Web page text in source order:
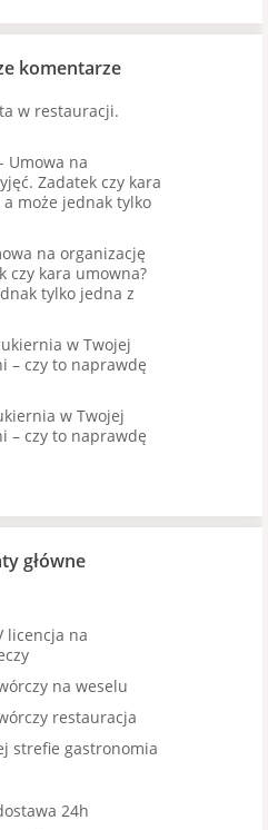
komentarze
w restauracji.
- Umowa na
Zadatek czy kara
a może jednak tylko
na organizację
czy kara umowna?
tylko jedna z
w Twojej
– czy to naprawdę
w Twojej
– czy to naprawdę
główne
licencja na
na weselu
restauracja
strefie gastronomia
24h